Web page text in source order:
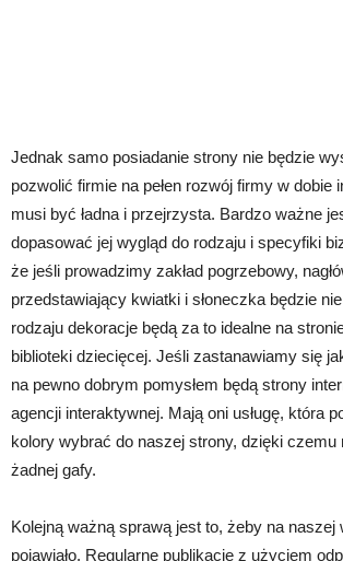
Jednak samo posiadanie strony nie będzie
pozwolić firmie na pełen rozwój firmy w dobie
musi być ładna i przejrzysta. Bardzo ważne
dopasować jej wygląd do rodzaju i specyfiki
że jeśli prowadzimy zakład pogrzebowy,
przedstawiający kwiatki i słoneczka będzie
rodzaju dekoracje będą za to idealne na
biblioteki dziecięcej. Jeśli zastanawiamy się
na pewno dobrym pomysłem będą strony
agencji interaktywnej. Mają oni usługę, która
kolory wybrać do naszej strony, dzięki czemu
żadnej gafy.
Kolejną ważną sprawą jest to, żeby na naszej
pojawiało. Regularne publikacje z użyciem